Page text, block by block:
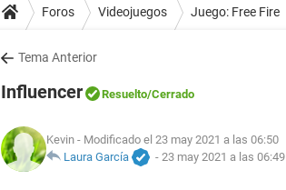
Foros Videojuegos Juego: Free Fire
Tema Anterior
Influencer Resuelto/Cerrado
Kevin - Modificado el 23 may 2021 a las 06:50
Laura García
- 23 may 2021 a las 06:49